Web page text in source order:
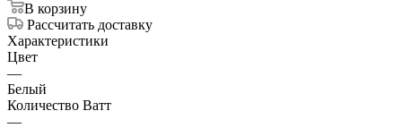
В корзину
Рассчитать доставку
Характеристики
Цвет
—
Белый
Количество Ватт
—